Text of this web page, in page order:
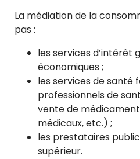
La médiation de la
pas :
les services d’intérêt
économiques ;
les services de santé
professionnels de
vente de
médicaux, etc.) ;
les prestataires
supérieur.